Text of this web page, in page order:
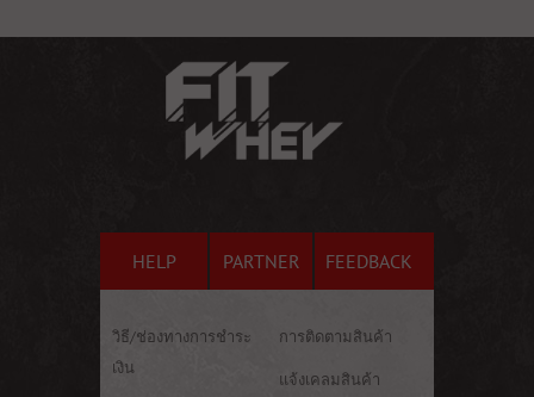
HELP PARTNER FEEDBACK
วิธี/ช่องทางการชำระ
เงิน
การติดตามสินค้า
แจ้งเคลมสินค้า